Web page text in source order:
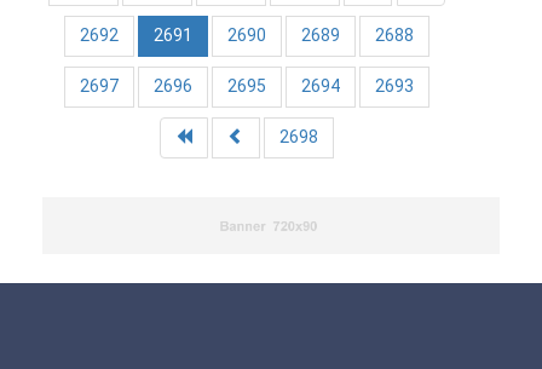
2688
2689
2690
2691
2692
2693
2694
2695
2696
2697
2698